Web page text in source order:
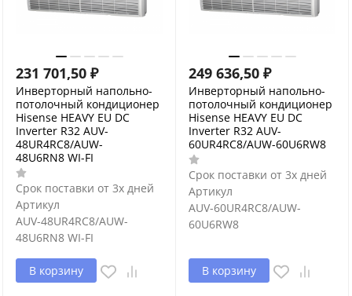
231 701,50 ₽
Инверторный напольно-
потолочный кондиционер
Hisense HEAVY EU DC
Inverter R32 AUV-
48UR4RC8/AUW-
48U6RN8 WI-FI
Срок поставки от 3х дней
Артикул
AUV-48UR4RC8/AUW-
48U6RN8 WI-FI
В корзину
249 636,50 ₽
Инверторный напольно-
потолочный кондиционер
Hisense HEAVY EU DC
Inverter R32 AUV-
60UR4RC8/AUW-60U6RW8
Срок поставки от 3х дней
Артикул
AUV-60UR4RC8/AUW-
60U6RW8
В корзину